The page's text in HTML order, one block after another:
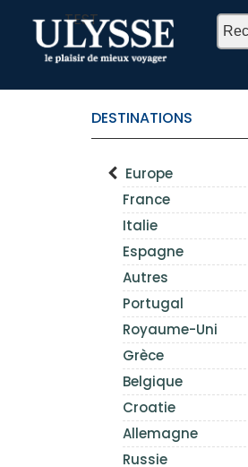
TEST
DESTINATIONS
Europe
France
Italie
Espagne
Autres
Portugal
Royaume-Uni
Grèce
Belgique
Croatie
Allemagne
Russie